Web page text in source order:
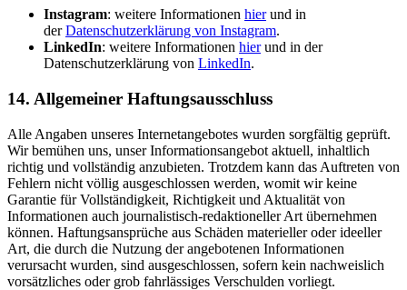
Instagram: weitere Informationen hierund in
derDatenschutzerklärung von Instagram.
LinkedIn: weitere Informationen hierund in der
Datenschutzerklärung von LinkedIn.
14. Allgemeiner Haftungsausschluss
Alle Angaben unseres Internetangebotes wurden sorgfältig geprüft.
Wir bemühen uns, unser Informationsangebot aktuell, inhaltlich
richtig und vollständig anzubieten. Trotzdem kann das Auftreten von
Fehlern nicht völlig ausgeschlossen werden, womit wir keine
Garantie für Vollständigkeit, Richtigkeit und Aktualität von
Informationen auch journalistisch-redaktioneller Art übernehmen
können. Haftungsansprüche aus Schäden materieller oder ideeller
Art, die durch die Nutzung der angebotenen Informationen
verursacht wurden, sind ausgeschlossen, sofern kein nachweislich
vorsätzliches oder grob fahrlässiges Verschulden vorliegt.